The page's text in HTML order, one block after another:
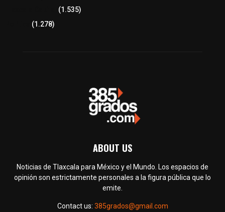
(1.535)
(1.278)
ABOUT US
Noticias de Tlaxcala para México y el Mundo. Los espacios de
opinión son estrictamente personales a la figura pública que lo
emite.
Contact us: 385grados@gmail.com